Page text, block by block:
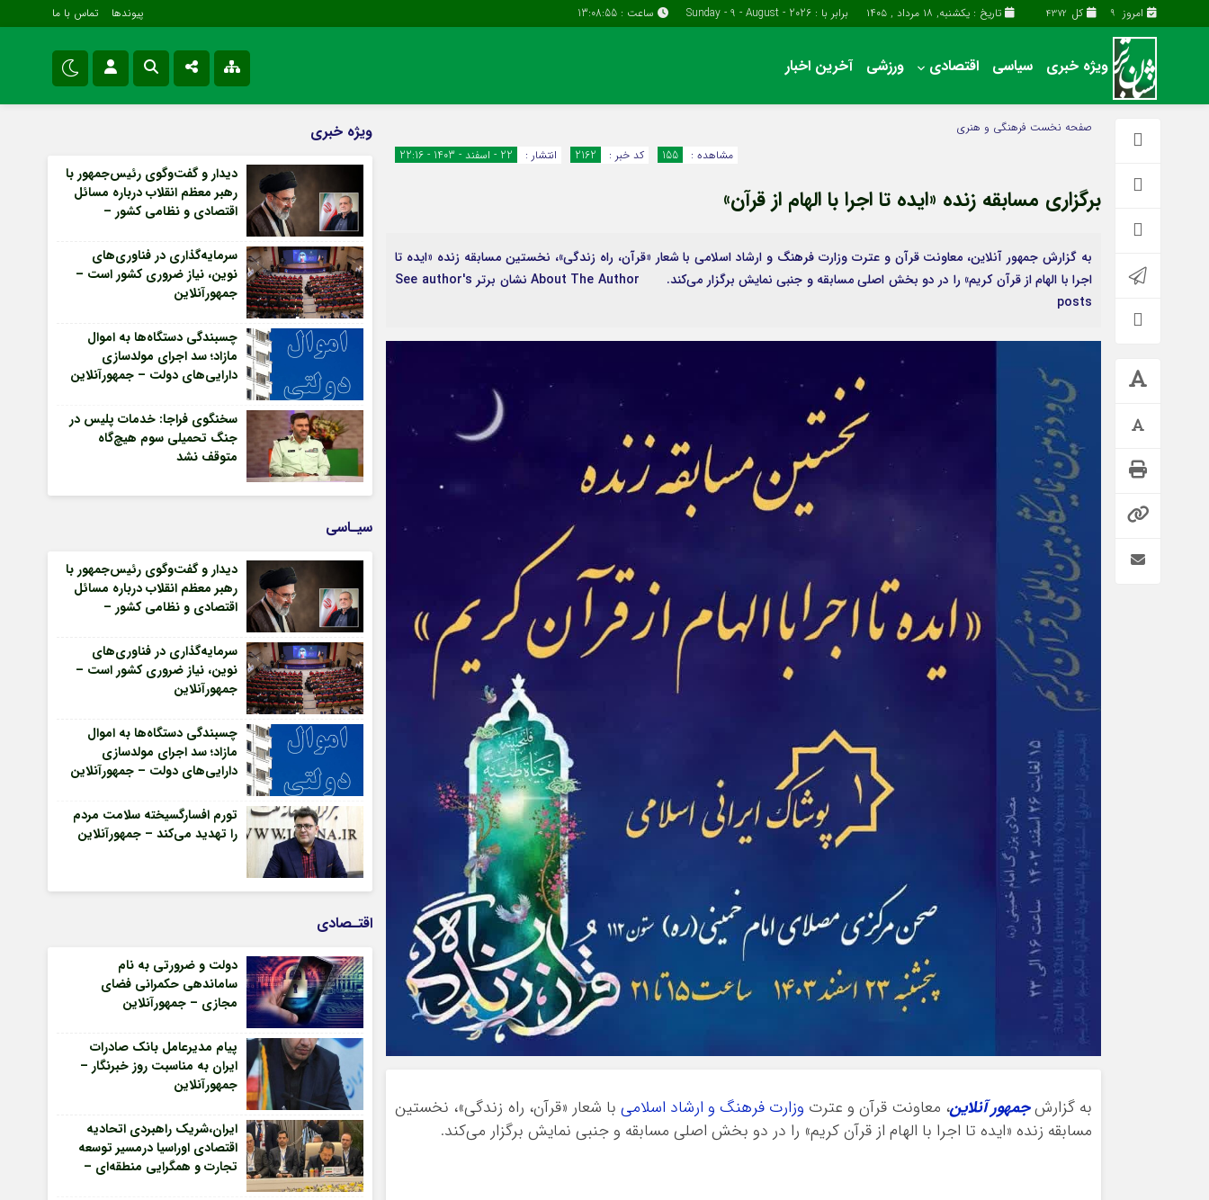
کل 4372 امروز 9 تاریخ : یکشنبه, ۱۸ مرداد , ۱۴۰۵ برابر با : Sunday - 9 - August - 2026 ساعت : 13:08:56 پیوندها تماس با ما
ویژه خبری سیاسی اقتصادی ورزشی آخرین اخبار
سروش
ایتا
آپارات
اپلیکیشن
رمز عبور
مرا به خاطر بسپار
Forget Password
آخرین اخبار
سیاسی
فرهنگی و هنری
حساب مشتری
تماس با ما
گروه اقتصاد
سیاسی
فرهنگی و هنری
صفحه نخست فرهنگی و هنری
انتشار :
22 - اسفند - 1403 - 22:16 کد خبر : 2162 مشاهده : 155
برگزاری مسابقه زنده «ایده تا اجرا با الهام از قرآن»
به گزارش جمهور آنلاین، معاونت قرآن و عترت وزارت فرهنگ و ارشاد اسلامی با شعار «قرآن، راه زندگی»، نخستین مسابقه زنده «ایده تا
اجرا با الهام از قرآن کریم» را در دو بخش اصلی مسابقه و جنبی نمایش برگزار می‌کند. About The Author نشان برتر See author's
posts
به گزارشجمهور آنلاین، معاونت قرآن و عترت وزارت فرهنگ و ارشاد اسلامی با شعار «قرآن، راه زندگی»، نخستین
مسابقه زنده «ایده تا اجرا با الهام از قرآن کریم» را در دو بخش اصلی مسابقه و جنبی نمایش برگزار می‌کند.
ویژه خبری
دیدار و گفت‌وگوی رئیس‌جمهور با
رهبر معظم انقلاب درباره مسائل
اقتصادی و نظامی کشور –
سرمایه‌گذاری در فناوری‌های
نوین، نیاز ضروری کشور است –
جمهورآنلاین
چسبندگی دستگاه‌ها به اموال
مازاد؛ سد اجرای مولدسازی
دارایی‌های دولت – جمهورآنلاین
سخنگوی فراجا: خدمات پلیس در
جنگ تحمیلی سوم هیچ‌گاه
متوقف نشد
سیـاسی
دیدار و گفت‌وگوی رئیس‌جمهور با
رهبر معظم انقلاب درباره مسائل
اقتصادی و نظامی کشور –
سرمایه‌گذاری در فناوری‌های
نوین، نیاز ضروری کشور است –
جمهورآنلاین
چسبندگی دستگاه‌ها به اموال
مازاد؛ سد اجرای مولدسازی
دارایی‌های دولت – جمهورآنلاین
تورم افسارگسیخته سلامت مردم
را تهدید می‌کند – جمهورآنلاین
اقتـصادی
دولت و ضرورتی به نام
ساماندهی حکمرانی فضای
مجازی – جمهورآنلاین
پیام مدیرعامل بانک صادرات
ایران به مناسبت روز خبرنگار –
جمهورآنلاین
ایران،شریک راهبردی اتحادیه
اقتصادی اوراسیا درمسیر توسعه
تجارت و همگرایی منطقه‌ای –